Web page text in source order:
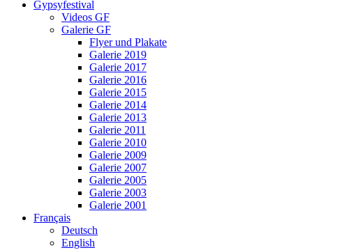
Gypsyfestival
Videos GF
Galerie GF
Flyer und Plakate
Galerie 2019
Galerie 2017
Galerie 2016
Galerie 2015
Galerie 2014
Galerie 2013
Galerie 2011
Galerie 2010
Galerie 2009
Galerie 2007
Galerie 2005
Galerie 2003
Galerie 2001
Français
Deutsch
English